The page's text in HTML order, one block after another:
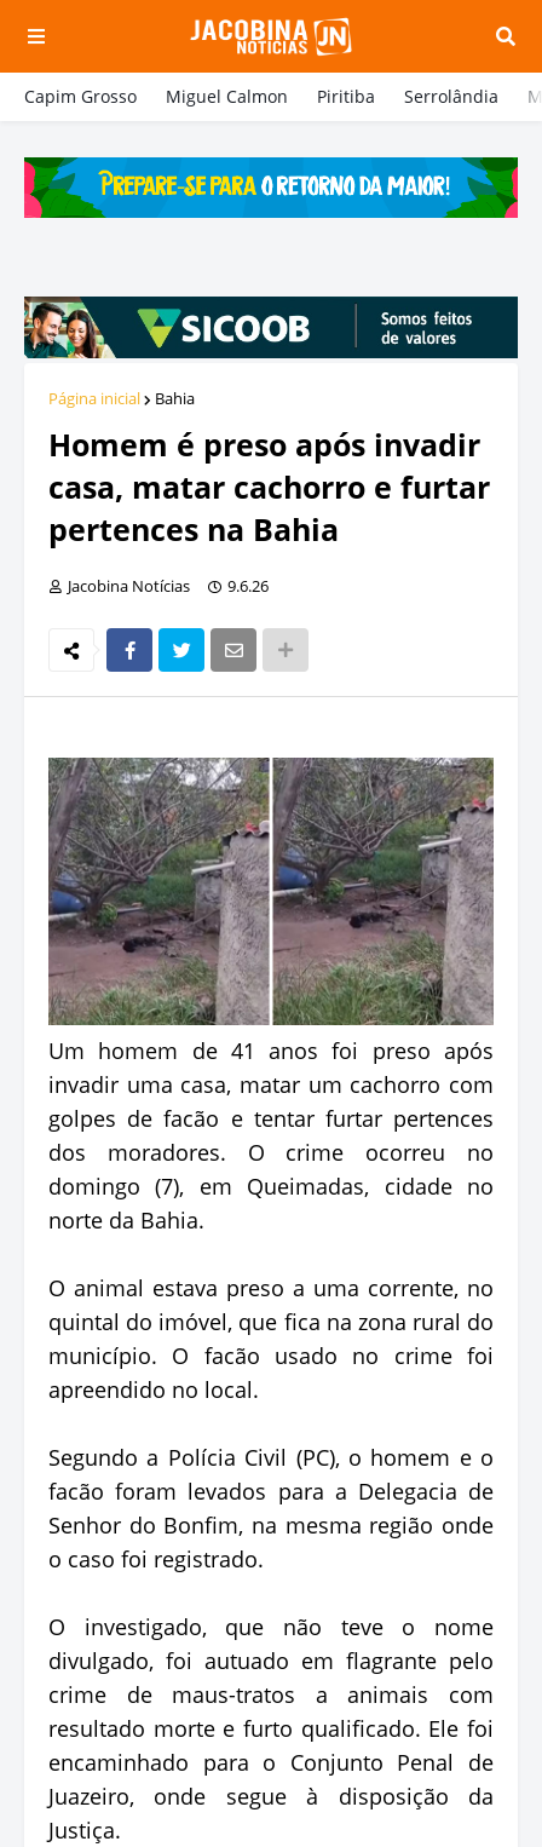
Capim Grosso Miguel Calmon Piritiba Serrolândia
Página inicial Bahia
Homem é preso após invadir
casa, matar cachorro e furtar
pertences na Bahia
Jacobina Notícias 9.6.26
Um homem de 41 anos foi preso após
invadir uma casa, matar um cachorro com
golpes de facão e tentar furtar pertences
dos moradores. O crime ocorreu no
domingo (7), em Queimadas, cidade no
norte da Bahia.
O animal estava preso a uma corrente, no
quintal do imóvel, que fica na zona rural do
município. O facão usado no crime foi
apreendido no local.
Segundo a Polícia Civil (PC), o homem e o
facão foram levados para a Delegacia de
Senhor do Bonfim, na mesma região onde
o caso foi registrado.
O investigado, que não teve o nome
divulgado, foi autuado em flagrante pelo
crime de maus-tratos a animais com
resultado morte e furto qualificado. Ele foi
encaminhado para o Conjunto Penal de
Juazeiro, onde segue à disposição da
Justiça.